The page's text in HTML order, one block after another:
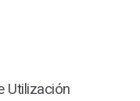
Utilización